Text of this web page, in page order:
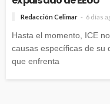
Redacción Celimar 6 días
Hasta el momento, ICE
causas específicas de su
que enfrenta